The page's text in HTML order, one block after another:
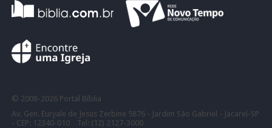
© 2008- 2026 Portal Bíblia
Av. Gen. Euryale de Jesus Zerbine 5876 - Jardim São Gabriel - Jacareí-SP
- CEP: 12340-010 Tel: (12) 2127-3000